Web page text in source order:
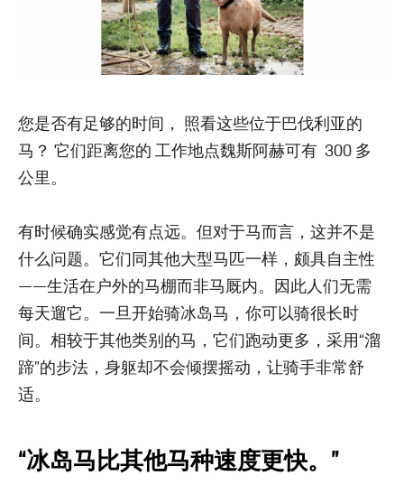
您是否有足够的时间， 照看这些位于巴伐利亚的
马？ 它们距离您的 工作地点魏斯阿赫可有 300 多
公里。
有时候确实感觉有点远。但对于马而言，这并不是
什么问题。它们同其他大型马匹一样，颇具自主性
——生活在户外的马棚而非马厩内。因此人们无需
每天遛它。一旦开始骑冰岛马，你可以骑很长时
间。相较于其他类别的马，它们跑动更多，采用“溜
蹄”的步法，身躯却不会倾摆摇动，让骑手非常舒
适。
“冰岛马比其他马种速度更快。”